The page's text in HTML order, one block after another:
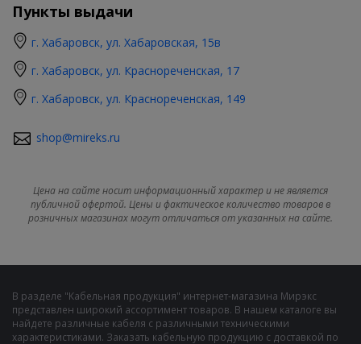
Пункты выдачи
г. Хабаровск, ул. Хабаровская, 15в
г. Хабаровск, ул. Краснореченская, 17
г. Хабаровск, ул. Краснореченская, 149
shop@mireks.ru
Цена на сайте носит информационный характер и не является
публичной офертой. Цены и фактическое количество товаров в
розничных магазинах могут отличаться от указанных на сайте.
В разделе "Кабельная продукция" интернет-магазина Мирэкс
представлен широкий ассортимент товаров. В нашем каталоге вы
найдете различные кабеля с различными техническими
характеристиками. Заказать кабельную продукцию с доставкой по